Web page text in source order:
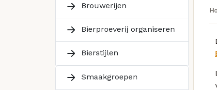
Brouwerijen
Bierproeverij organiseren
Bierstijlen
Smaakgroepen